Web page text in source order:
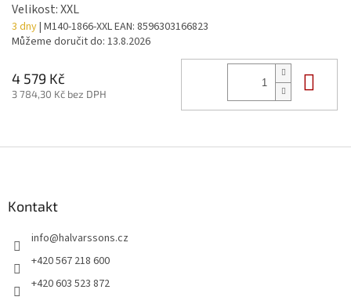
Velikost: XXL
3 dny| M140-1866-XXLEAN: 8596303166823
Můžeme doručit do: 13.8.2026
4 579 Kč
3 784,30 Kč bez DPH
Kontakt
info@halvarssons.cz
+420 567 218 600
+420 603 523 872